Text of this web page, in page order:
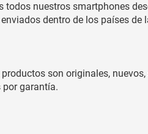
todos nuestros smartphones
dentro de los países de
productos son originales,
por garantía.